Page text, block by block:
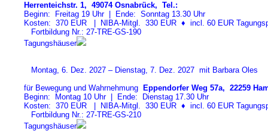
Herrenteichstr. 1, 49074 Osnabrück, Tel.:
Beginn: Freitag 19 Uhr | Ende: Sonntag 13.30 Uhr
Kosten: 370 EUR | NIBA-Mitgl. 330 EUR ♦ incl. 60 EUR
Fortbildung Nr.: 27-TRE-GS-190
Tagungshäuser
Montag, 6. Dez. 2027 – Dienstag, 7. Dez. 2027 mit Barbara Oles
für Bewegung und Wahrnehmung
Eppendorfer Weg 57a, 22259
Beginn: Montag 10 Uhr | Ende: Dienstag 17.30 Uhr
Kosten: 370 EUR | NIBA-Mitgl. 330 EUR ♦ incl. 60 EUR
Fortbildung Nr.: 27-TRE-GS-210
Tagungshäuser